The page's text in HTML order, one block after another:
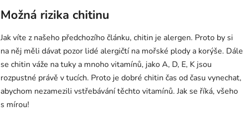
Možná rizika chitinu
Jak víte z našeho předchozího článku, chitin je alergen. Proto by si
na něj měli dávat pozor lidé alergičtí na mořské plody a korýše. Dále
se chitin váže na tuky a mnoho vitamínů, jako A, D, E, K jsou
rozpustné právě v tucích. Proto je dobré chitin čas od času vynechat,
abychom nezamezili vstřebávání těchto vitamínů. Jak se říká, všeho
s mírou!